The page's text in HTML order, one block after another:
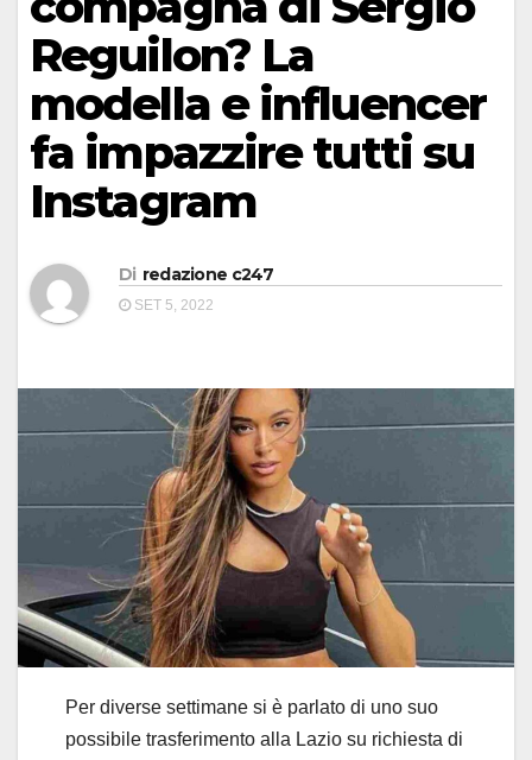
Reguilon? La
modella e influencer
fa impazzire tutti su
Instagram
Di redazione c247
SET 5, 2022
Per diverse settimane si è parlato di uno suo
possibile trasferimento alla Lazio su richiesta di